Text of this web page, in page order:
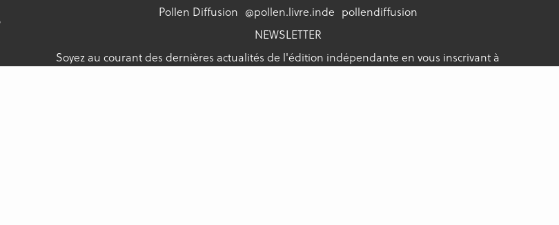
Pollen Diffusion @pollen.livre.inde pollendiffusion
NEWSLETTER
Soyez au courant des dernières actualités de l'édition indépendante en vous inscrivant à